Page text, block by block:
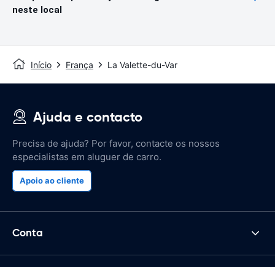
neste local
Início França La Valette-du-Var
Ajuda e contacto
Precisa de ajuda? Por favor, contacte os nossos
especialistas em aluguer de carro.
Apoio ao cliente
Conta